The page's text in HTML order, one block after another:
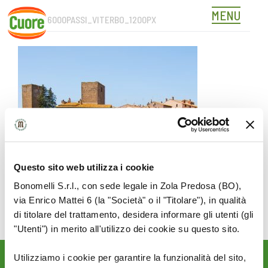
Questo sito web utilizza i cookie
Bonomelli S.r.l., con sede legale in Zola Predosa (BO),
via Enrico Mattei 6 (la "Società" o il "Titolare"), in qualità
di titolare del trattamento, desidera informare gli utenti (gli
"Utenti") in merito all'utilizzo dei cookie su questo sito.
Utilizziamo i cookie per garantire la funzionalità del sito,
Skip
content
MENU
COVER_6000PASSI_VITERBO_1200PX